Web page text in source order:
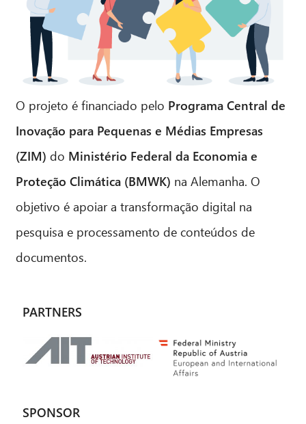
O projeto é financiado pelo Programa Central de
Inovação para Pequenas e Médias Empresas
(ZIM) do Ministério Federal da Economia e
Proteção Climática (BMWK) na Alemanha. O
objetivo é apoiar a transformação digital na
pesquisa e processamento de conteúdos de
documentos.
PARTNERS
SPONSOR